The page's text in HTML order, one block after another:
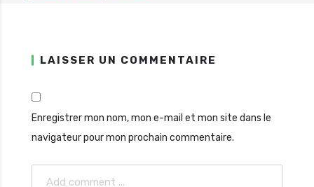
LAISSER UN COMMENTAIRE
Enregistrer mon nom, mon e-mail et mon site dans le
navigateur pour mon prochain commentaire.